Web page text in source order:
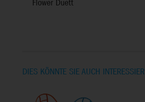
Flower Duett
DIES KÖNNTE SIE AUCH